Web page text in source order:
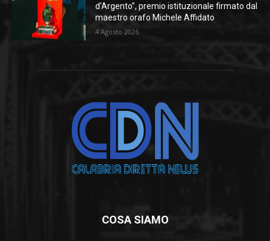
d’Argento”, premio istituzionale firmato dal
maestro orafo Michele Affidato
4 Agosto 2026
COSA SIAMO